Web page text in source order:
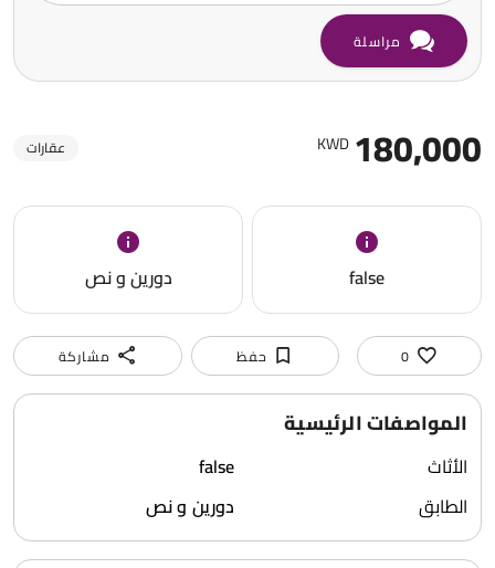
180,000
KWD عقارات
false دورين و نص
0 حفظ مشاركة
المواصفات الرئيسية
الأثاث
false
الطابق
دورين و نص
مراسلة